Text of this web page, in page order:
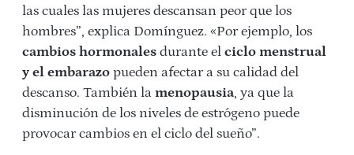
las cuales las mujeres descansan peor que los
hombres”, explica Domínguez. «Por ejemplo, los
cambios hormonales durante el ciclo menstrual
y el embarazo pueden afectar a su calidad del
descanso. También la menopausia, ya que la
disminución de los niveles de estrógeno puede
provocar cambios en el ciclo del sueño”.